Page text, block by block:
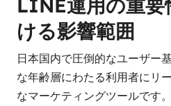
LINE運用の重要
ける影響範囲
日本国内で圧倒的なユーザー
な年齢層にわたる利用者にリ
なマーケティングツールです